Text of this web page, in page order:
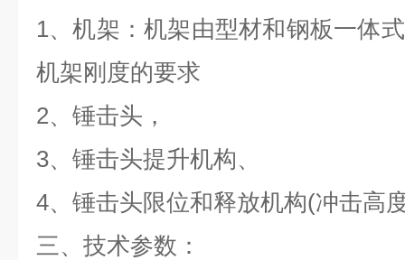
1、机架：机架由型材和钢板一体
机架刚度的要求
2、锤击头，
3、锤击头提升机构、
4、锤击头限位和释放机构(冲击高
三、技术参数：